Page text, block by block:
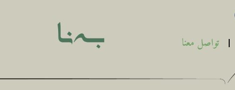
تواصل معنا